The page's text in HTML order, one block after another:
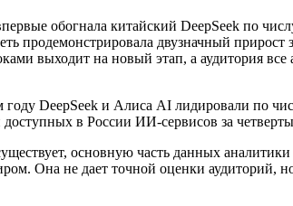
обогнала китайский DeepSeek по
продемонстрировала двузначный прирост
выходит на новый этап, а аудитория все
DeepSeek и Алиса AI лидировали по
в России ИИ-сервисов за
основную часть данных
Она не дает точной оценки аудиторий,